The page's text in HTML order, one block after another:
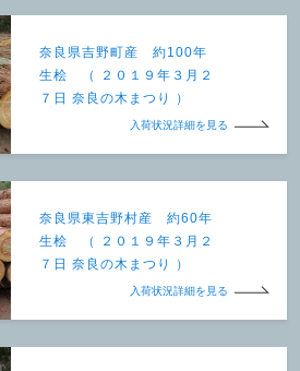
奈良県吉野町産 約100年
生桧 （ ２０１９年３月２
７日 奈良の木まつり ）
入荷状況詳細を見る
奈良県東吉野村産 約60年
生桧 （ ２０１９年３月２
７日 奈良の木まつり ）
入荷状況詳細を見る